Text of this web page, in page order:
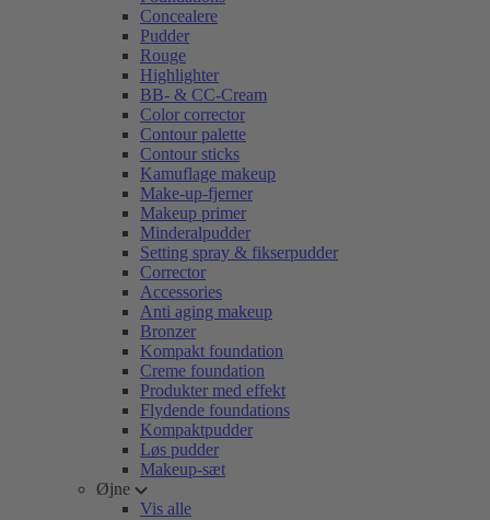
Concealere
Pudder
Rouge
Highlighter
BB- & CC-Cream
Color corrector
Contour palette
Contour sticks
Kamuflage makeup
Make-up-fjerner
Makeup primer
Minderalpudder
Setting spray & fikserpudder
Corrector
Accessories
Anti aging makeup
Bronzer
Kompakt foundation
Creme foundation
Produkter med effekt
Flydende foundations
Kompaktpudder
Løs pudder
Makeup-sæt
Øjne
Vis alle